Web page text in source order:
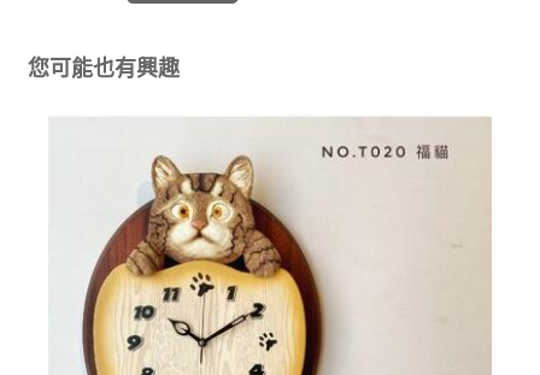
您可能也有興趣